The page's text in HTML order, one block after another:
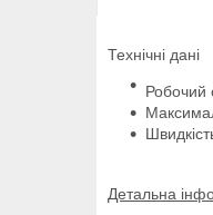
Технічні дані
Робочий
Детальна